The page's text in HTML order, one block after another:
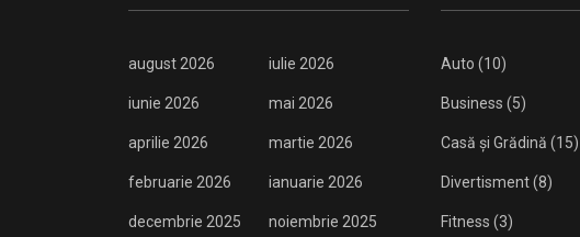
august 2026 iulie 2026
iunie 2026 mai 2026
aprilie 2026 martie 2026
februarie 2026 ianuarie 2026
decembrie 2025 noiembrie 2025
Auto (10)
Business (5)
Casă și Grădină (15)
Divertisment(8)
Fitness (3)